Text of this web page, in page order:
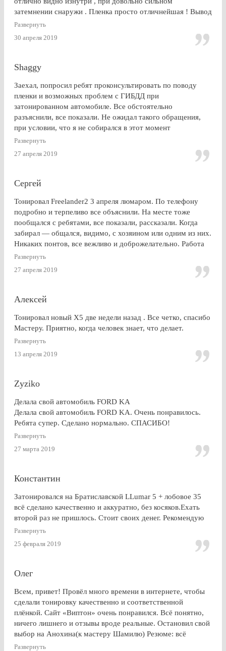
затемнении снаружи . Пленка просто отличнейшая ! Вывод
: Очень доволен . Буду советовать эту контору друзьям и
Развернуть
30 апреля 2019
Shaggy
Заехал, попросил ребят проконсультировать по поводу
пленки и возможных проблем с ГИБДД при
затонированном автомобиле. Все обстоятельно
разъяснили, все показали. Не ожидал такого обращения,
при условии, что я не собирался в этот момент
тонироваться. для сравнения заехал на Оставшковское
дешевле. в очередной раз убедился (хорошо, что не на
решил, что буду тонироваться
Развернуть
27 апреля 2019
Сергей
Тонировал Freelander2 3 апреля люмаром. По телефону
подробно и терпеливо все объяснили. На месте тоже
пообщался с ребятами, все показали, рассказали. Когда
забирал — общался, видимо, с хозяином или одним из них.
Никаких понтов, все вежливо и доброжелательно. Работа
сделана очень качественно, пленка лежит до самой кромки
стекла (есть, правда, неравномерность на разных стеклах,
но это я уже придираюсь). По сравнению с другими
посоветоваться обращаться к этим ребятам? Однозначно,
Развернуть
27 апреля 2019
Алексей
Тонировал новый Х5 две недели назад . Все четко, спасибо
Мастеру. Приятно, когда человек знает, что делает.
Развернуть
13 апреля 2019
Zyziko
Делала свой автомобиль FORD KA
Делала свой автомобиль FORD KA. Очень понравилось.
Ребята супер. Сделано нормально. СПАСИБО!
Развернуть
27 марта 2019
Константин
Затонировался на Братиславской LLumar 5 + лобовое 35
всё сделано качественно и аккуратно, без косяков.Ехать
второй раз не пришлось. Стоит своих денег. Рекомендую
Развернуть
25 февраля 2019
Олег
Всем, привет! Провёл много времени в интернете, чтобы
сделали тонировку качественно и соответственной
плёнкой. Сайт «Виптон» очень понравился. Всё понятно,
ничего лишнего и отзывы вроде реальные. Остановил свой
выбор на Анохина(к мастеру Шамилю) Резюме: всё
именно так, как и написано в отзывах!!!) Я остался очень
Развернуть